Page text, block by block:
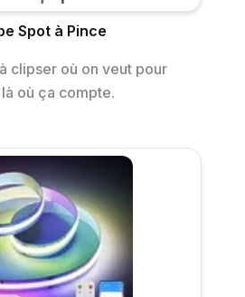
Spot à Pince
clipser où on veut pour
où ça compte.